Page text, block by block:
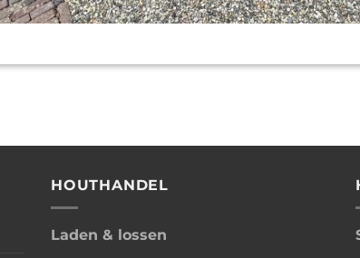
HOUTHANDEL
Laden & lossen